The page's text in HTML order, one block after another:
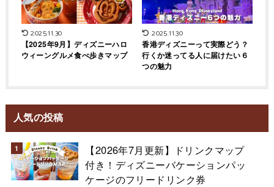
2025.11.30
【2025年9月】ディズニーハロ
ウィーングルメ食べ歩きマップ
2025.11.30
香港ディズニーって実際どう？
行くか迷ってる人に届けたい６
つの魅力
人気の投稿
【2026年7月更新】ドリンクマップ
付き！ディズニーバケーションパッ
ケージのフリードリンク券